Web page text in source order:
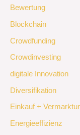
Bewertung
Blockchain
Crowdfunding
Crowdinvesting
digitale Innovation
Diversifikation
Einkauf +
Energieeffizienz